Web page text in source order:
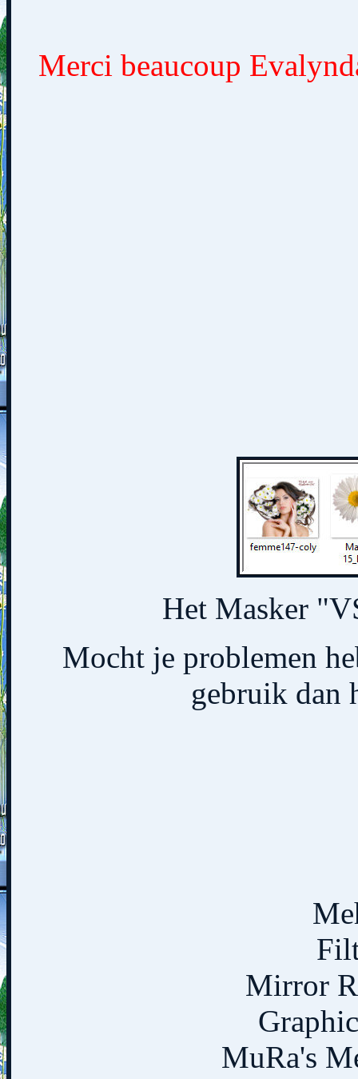
Merci beaucoup
Het Masker
Mocht je problemen
gebruik dan
Mirror
MuRa's